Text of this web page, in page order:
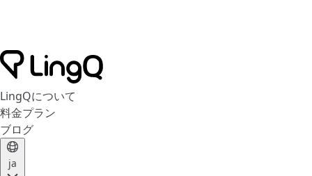
LingQについて
料金プラン
ブログ
ja